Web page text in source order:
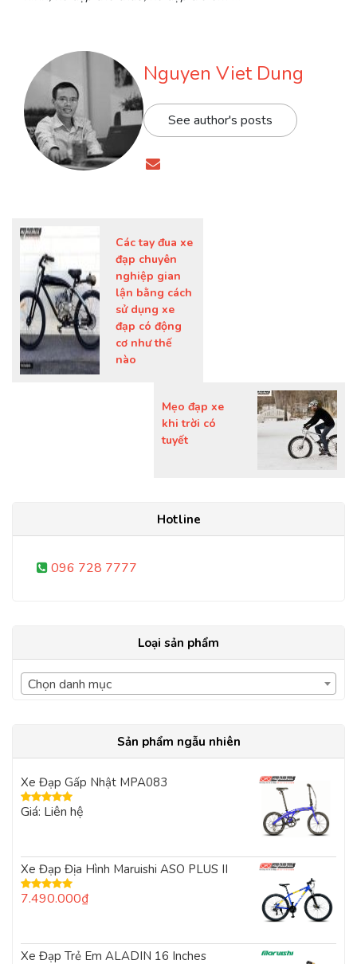
Nguyen Viet Dung
See author's posts
Các tay đua xe
đạp chuyên
nghiệp gian
lận bằng cách
sử dụng xe
đạp có động
cơ như thế
nào
Mẹo đạp xe
khi trời có
tuyết
Hotline
096 728 7777
Loại sản phẩm
Chọn danh mục
Sản phẩm ngẫu nhiên
Xe Đạp Gấp Nhật MPA083
Được xếp
Giá: Liên hệ
Xe Đạp Địa Hình Maruishi ASO PLUS II
Được xếp
7.490.000₫
Xe Đạp Trẻ Em ALADIN 16 Inches